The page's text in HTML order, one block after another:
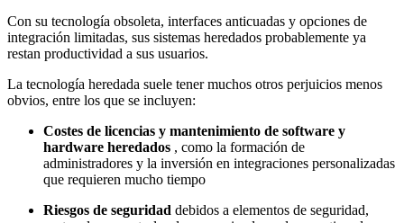
Con su tecnología obsoleta, interfaces anticuadas y opciones de
integración limitadas, sus sistemas heredados probablemente ya
restan productividad a sus usuarios.
La tecnología heredada suele tener muchos otros perjuicios menos
obvios, entre los que se incluyen:
Costes de licencias y mantenimiento de software y
hardware heredados , como la formación de
administradores y la inversión en integraciones personalizadas
que requieren mucho tiempo
Riesgos de seguridad debidos a elementos de seguridad,